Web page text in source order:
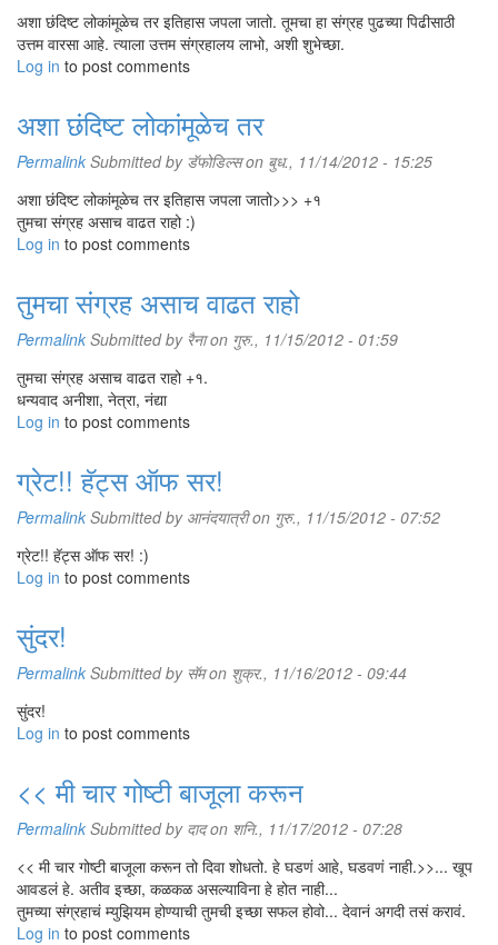
अशा छंदिष्ट लोकांमूळेच तर इतिहास जपला जातो. तूमचा हा संग्रह पुढच्या पिढीसाठी
उत्तम वारसा आहे. त्याला उत्तम संग्रहालय लाभो, अशी शुभेच्छा.
Log in to post comments
अशा छंदिष्ट लोकांमूळेच तर
Permalink Submitted by डॅफोडिल्सon बुध., 11/14/2012 - 15:25
अशा छंदिष्ट लोकांमूळेच तर इतिहास जपला जातो>>> +१
तुमचा संग्रह असाच वाढत राहो :)
Log in to post comments
तुमचा संग्रह असाच वाढत राहो
Permalink Submitted by रैनाon गुरु., 11/15/2012 - 01:59
तुमचा संग्रह असाच वाढत राहो +१.
धन्यवाद अनीशा, नेत्रा, नंद्या
Log in to post comments
ग्रेट!! हॅट्स ऑफ सर!
Permalink Submitted by आनंदयात्रीon गुरु., 11/15/2012 - 07:52
ग्रेट!! हॅट्स ऑफ सर! :)
Log in to post comments
सुंदर!
Permalink Submitted by सॅमon शुक्र., 11/16/2012 - 09:44
सुंदर!
Log in to post comments
<< मी चार गोष्टी बाजूला करून
Permalink Submitted by दादon शनि., 11/17/2012 - 07:28
<< मी चार गोष्टी बाजूला करून तो दिवा शोधतो. हे घडणं आहे, घडवणं नाही.>>... खूप
आवडलं हे. अतीव इच्छा, कळकळ असल्याविना हे होत नाही...
तुमच्या संग्रहाचं म्युझियम होण्याची तुमची इच्छा सफल होवो... देवानं अगदी तसं करावं.
Log in to post comments